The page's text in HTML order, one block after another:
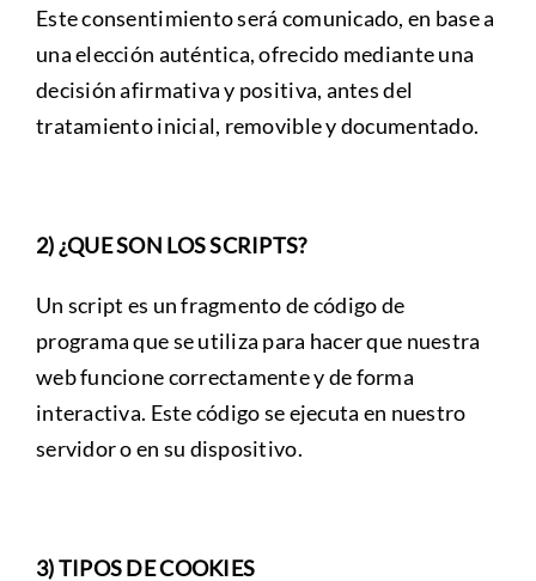
Este consentimiento será comunicado, en base a
una elección auténtica, ofrecido mediante una
decisión afirmativa y positiva, antes del
tratamiento inicial, removible y documentado.
2) ¿QUE SON LOS SCRIPTS?
Un script es un fragmento de código de
programa que se utiliza para hacer que nuestra
web funcione correctamente y de forma
interactiva. Este código se ejecuta en nuestro
servidor o en su dispositivo.
3) TIPOS DE COOKIES